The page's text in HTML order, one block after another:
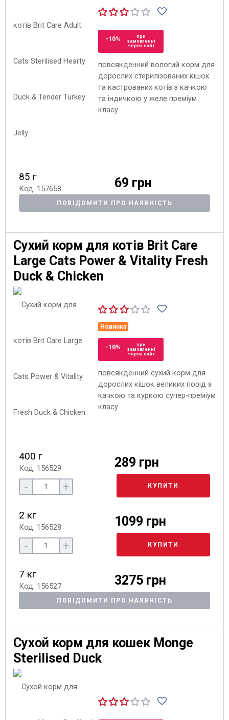
-10%
при
замовленні
через сайт
повсякденний вологий корм для
дорослих стерилізованих кішок
та кастрованих котів з качкою
та індичкою у желе преміум
класу
85 г
Код: 157658 69 грн
ПОВІДОМИТИ ПРО НАЯВНІСТЬ
Сухий корм для котів Brit Care
Large Cats Power & Vitality Fresh
Duck & Chicken
Новинка
-10%
при
замовленні
через сайт
повсякденний сухий корм для
дорослих кішок великих порід з
качкою та куркою супер-преміум
класу
400 г
Код: 156529 289 грн
- + КУПИТИ
2 кг
Код: 156528 1099 грн
- + КУПИТИ
7 кг
Код: 156527 3275 грн
ПОВІДОМИТИ ПРО НАЯВНІСТЬ
Сухой корм для кошек Monge
Sterilised Duck